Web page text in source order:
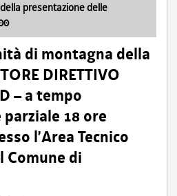
presentazione delle
di montagna della
DIRETTIVO
– a tempo
18 ore
l’Area Tecnico
di